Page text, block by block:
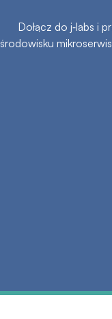
Dołącz do j‑labs i
środowisku